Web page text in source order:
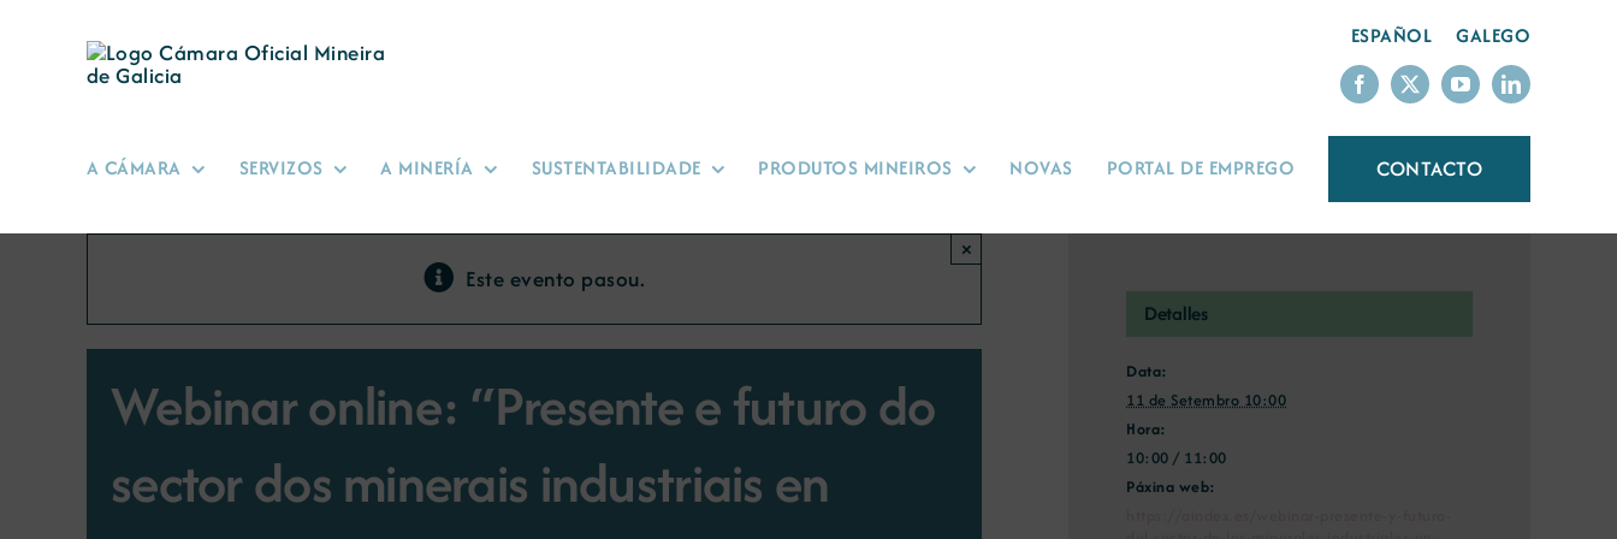
ESPAÑOL GALEGO
A CÁMARA SERVIZOS A MINERÍA SUSTENTABILIDADE PRODUTOS MINEIROS NOVAS PORTAL DE EMPREGO CONTACTO
Este evento pasou.
×
Webinar online: “Presente e futuro do
sector dos minerais industriais en
Detalles
Data:
11 de Setembro 10:00
Hora:
10:00 / 11:00
Páxina web: